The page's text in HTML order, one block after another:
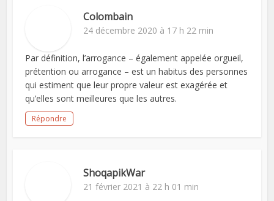
Colombain
24 décembre 2020 à 17 h 22 min
Par définition, l’arrogance – également appelée orgueil,
prétention ou arrogance – est un habitus des personnes
qui estiment que leur propre valeur est exagérée et
qu’elles sont meilleures que les autres.
Répondre
ShoqapikWar
21 février 2021 à 22 h 01 min